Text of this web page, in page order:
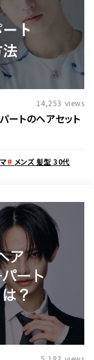
14,253 views
ートのヘアセット
# メンズ 髪型 30代